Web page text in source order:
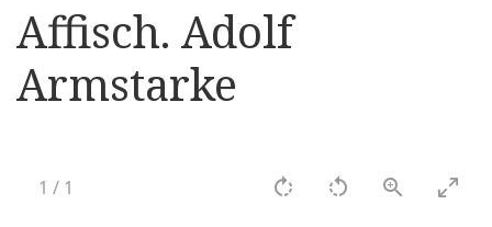
Affisch. Adolf
Armstarke
1 / 1